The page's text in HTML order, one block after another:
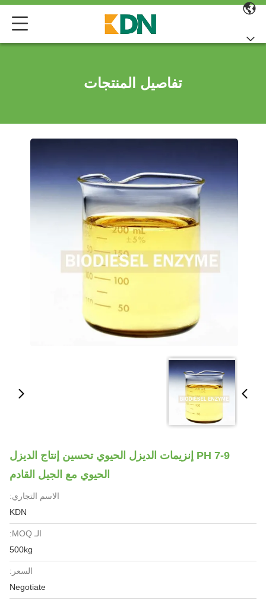
تفاصيل المنتجات
PH 7-9 إنزيمات الديزل الحيوي تحسين إنتاج الديزل
الحيوي مع الجيل القادم
الاسم التجاري:
KDN
الـ MOQ:
500kg
السعر:
Negotiate